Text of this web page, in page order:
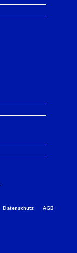
Datenschutz AGB